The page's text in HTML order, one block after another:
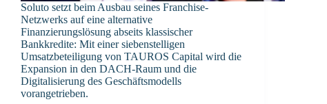
Soluto setzt beim Ausbau seines Franchise-
Netzwerks auf eine alternative
Finanzierungslösung abseits klassischer
Bankkredite: Mit einer siebenstelligen
Umsatzbeteiligung von TAUROS Capital wird die
Expansion in den DACH-Raum und die
Digitalisierung des Geschäftsmodells
vorangetrieben.